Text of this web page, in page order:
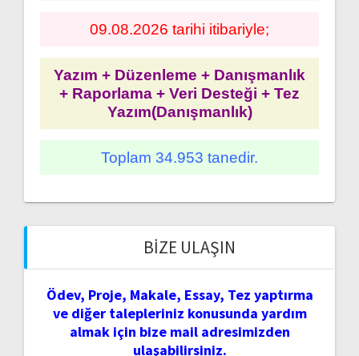
09.08.2026 tarihi itibariyle;
Yazım + Düzenleme + Danışmanlık
+ Raporlama + Veri Desteği + Tez
Yazım(Danışmanlık)
Toplam 34.953 tanedir.
BIZE ULAŞIN
Ödev, Proje, Makale, Essay, Tez yaptırma
ve diğer talepleriniz konusunda yardım
almak için bize mail adresimizden
ulaşabilirsiniz.